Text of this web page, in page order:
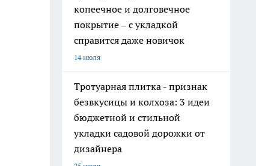
копеечное и долговечное
покрытие – с укладкой
справится даже новичок
14 июля
Тротуарная плитка - признак
безвкусицы и колхоза: 3 идеи
бюджетной и стильной
укладки садовой дорожки от
дизайнера